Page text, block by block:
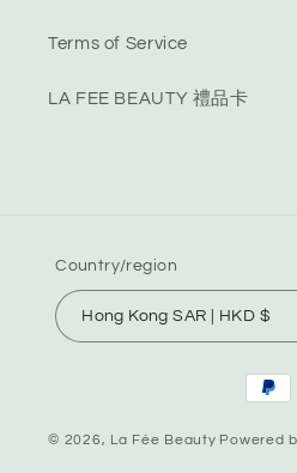
Terms of Service
LA FEE BEAUTY 禮品卡
Country/region
Hong Kong SAR | HKD $
© 2026, La Fée Beauty Powered